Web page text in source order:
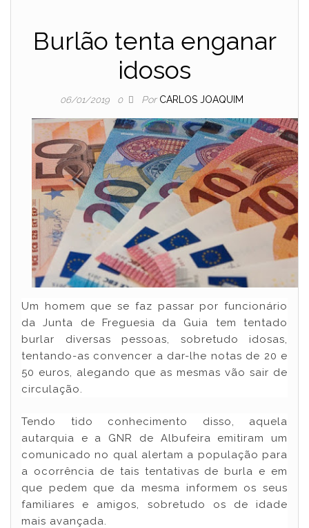
Burlão tenta enganar
idosos
06/01/2019 0 Por CARLOS JOAQUIM
Um homem que se faz passar por funcionário
da Junta de Freguesia da Guia tem tentado
burlar diversas pessoas, sobretudo idosas,
tentando-as convencer a dar-lhe notas de 20 e
50 euros, alegando que as mesmas vão sair de
circulação.
Tendo tido conhecimento disso, aquela
autarquia e a GNR de Albufeira emitiram um
comunicado no qual alertam a população para
a ocorrência de tais tentativas de burla e em
que pedem que da mesma informem os seus
familiares e amigos, sobretudo os de idade
mais avançada.